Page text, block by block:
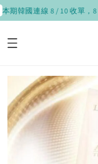
期韓國連線 8 / 10 收單，8 /